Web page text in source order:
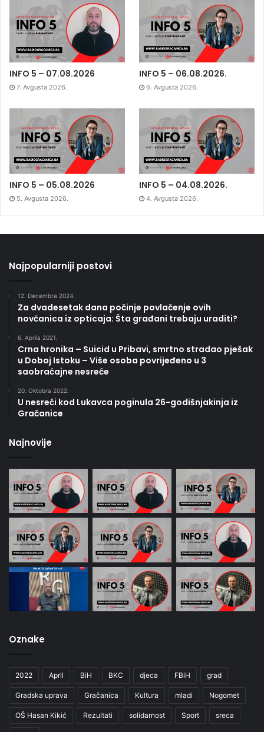
INFO 5 – 07.08.2026
7. Avgusta 2026.
INFO 5 – 06.08.2026.
6. Avgusta 2026.
INFO 5 – 05.08.2026
5. Avgusta 2026.
INFO 5 – 04.08.2026.
4. Avgusta 2026.
Najpopularniji postovi
12. Decembra 2024.
Za dvadesetak dana počinje povlačenje ovih
novčanica iz opticaja: Šta građani trebaju uraditi?
6. Aprila 2021.
Crna hronika – Suicid u Pribavi, smrtno stradao pješak
u Doboj Istoku – Više osoba povrijeđeno u 3
saobraćajne nesreće
20. Oktobra 2022.
U nesreći kod Lukavca poginula 26-godišnjakinja iz
Gračanice
Najnovije
Oznake
2022 April BiH BKC djeca FBiH grad
Gradska uprava Gračanica Kultura mladi Nogomet
OŠ Hasan Kikić Rezultati solidarnost Sport sreca